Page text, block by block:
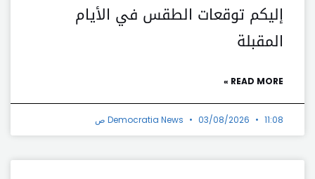
إليكم توقعات الطقس في الأيام
المقبلة
READ MORE »
Democratia News 03/08/2026 11:08 ص